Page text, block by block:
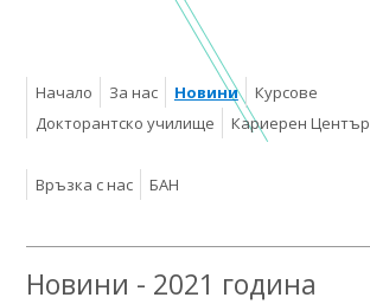
Начало За нас Новини
Курсове
Докторантско училище
Кариерен Център
Връзка с нас
БАН
Новини - 2021 година